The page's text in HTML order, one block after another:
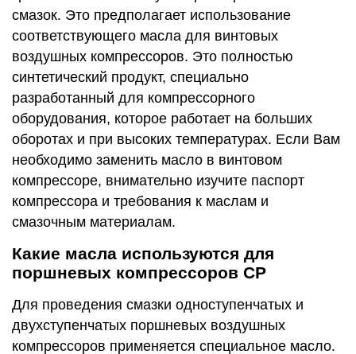
смазок. Это предполагает использование
соответствующего масла для винтовых
воздушных компрессоров. Это полностью
синтетический продукт, специально
разработанный для компрессорного
оборудования, которое работает на больших
оборотах и при высоких температурах. Если Вам
необходимо заменить масло в винтовом
компрессоре, внимательно изучите паспорт
компрессора и требования к маслам и
смазочным материалам.
Какие масла используются для
поршневых компрессоров CP
Для проведения смазки одноступенчатых и
двухступенчатых поршневых воздушных
компрессоров применяется специальное масло.